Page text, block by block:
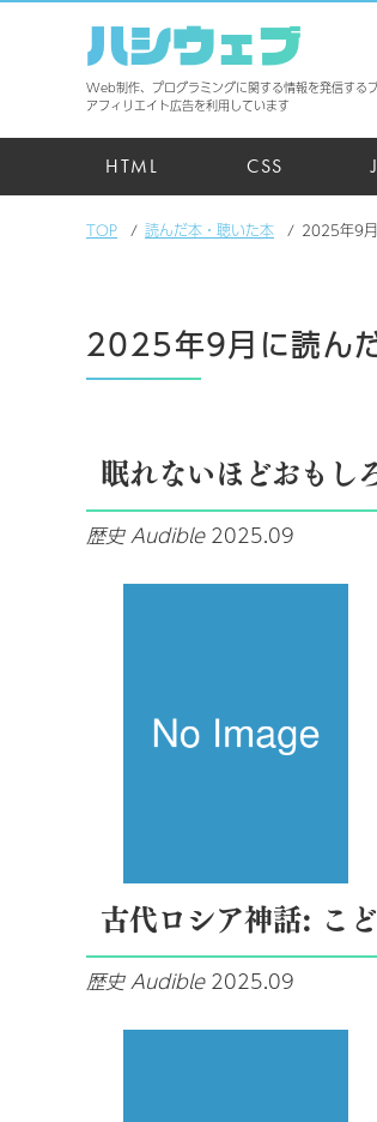
ハシウェブ
Web制作、プログラミングに関する情報を発信する
アフィリエイト広告を利用しています
HTML CSS
TOP 読んだ本・聴いた本 2025年9月
2025年9月に読ん
眠れないほどおもし
歴史 Audible 2025.09
古代ロシア神話: こ
歴史 Audible 2025.09